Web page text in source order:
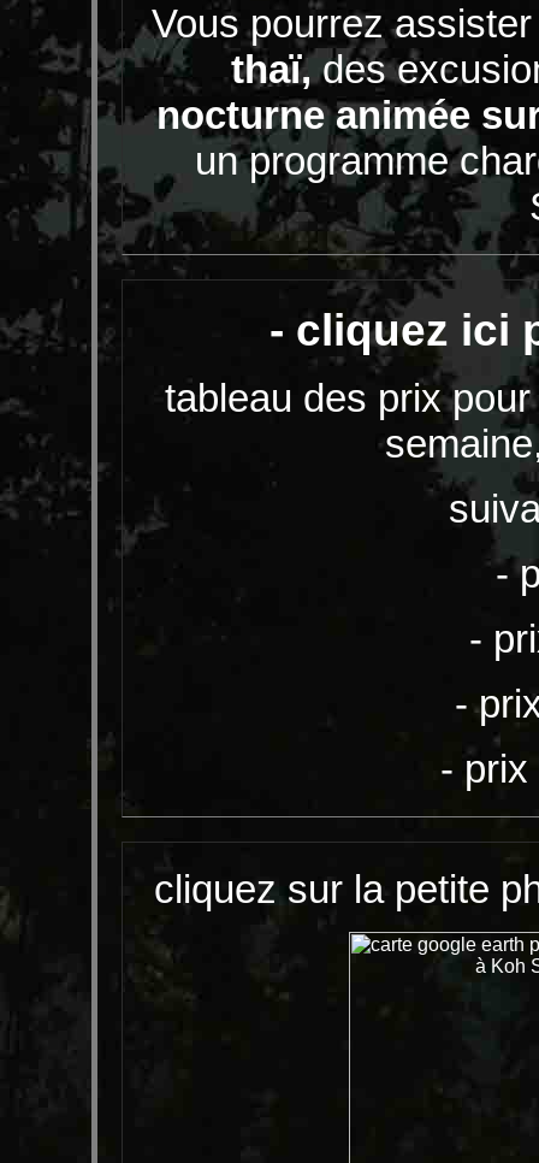
Vous pourrez
thaï, des
nocturne animée
un programme
- cliquez ici
tableau des prix
-
-
-
- prix
cliquez sur la petite